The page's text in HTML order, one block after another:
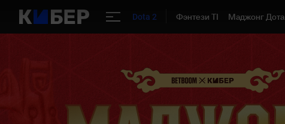
Dota 2 Фэнтези TI Маджонг Дота